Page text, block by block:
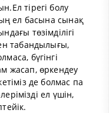
тірегі болу
ел басына сынақ
төзімділігі
табандылығы,
бүгінгі
жасап, өркендеу
де болмас па
ел үшін,